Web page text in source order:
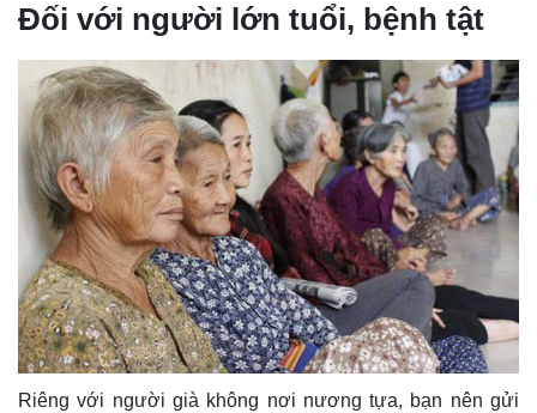
Đối với người lớn tuổi, bệnh tật
Riêng với người già không nơi nương tựa, bạn nên gửi